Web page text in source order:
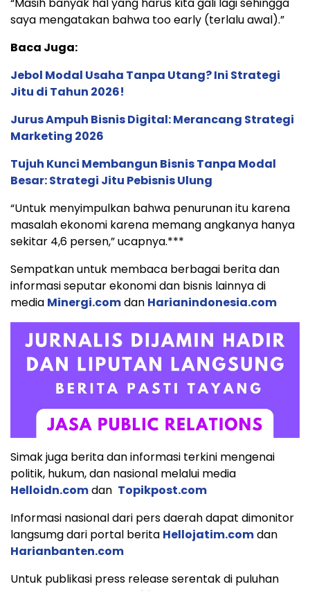
saya mengatakan bahwa too early (terlalu awal).”
Baca Juga:
Jebol Modal Usaha Tanpa Utang? Ini Strategi
Jitu di Tahun 2026!
Jurus Ampuh Bisnis Digital: Merancang Strategi
Marketing 2026
Tujuh Kunci Membangun Bisnis Tanpa Modal
Besar: Strategi Jitu Pebisnis Ulung
“Untuk menyimpulkan bahwa penurunan itu karena
masalah ekonomi karena memang angkanya hanya
sekitar 4,6 persen,” ucapnya.***
Sempatkan untuk membaca berbagai berita dan
informasi seputar ekonomi dan bisnis lainnya di
media Minergi.comdan Harianindonesia.com
Simak juga berita dan informasi terkini mengenai
politik, hukum, dan nasional melalui media
Helloidn.comdan Topikpost.com
Informasi nasional dari pers daerah dapat dimonitor
langsumg dari portal berita Hellojatim.comdan
Harianbanten.com
Untuk publikasi press release serentak di puluhan